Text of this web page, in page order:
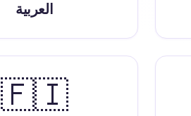
العربية
🇫🇮